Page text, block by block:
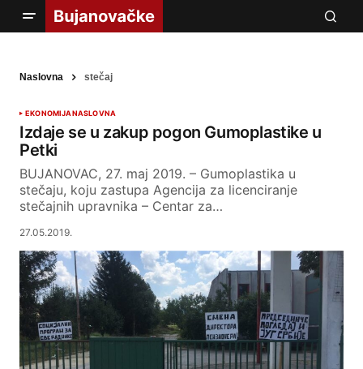
Naslovna stečaj
EKONOMIJANASLOVNA
Izdaje se u zakup pogon Gumoplastike u
Petki
BUJANOVAC, 27. maj 2019. – Gumoplastika u
stečaju, koju zastupa Agencija za licenciranje
stečajnih upravnika – Centar za…
27.05.2019.